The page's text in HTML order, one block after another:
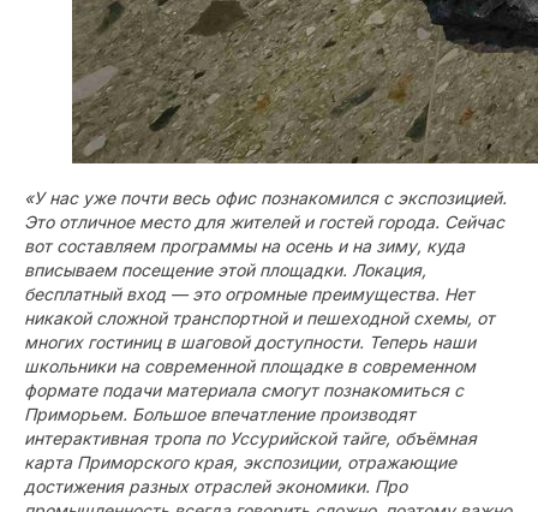
«У нас уже почти весь офис познакомился с экспозицией.
Это отличное место для жителей и гостей города. Сейчас
вот составляем программы на осень и на зиму, куда
вписываем посещение этой площадки. Локация,
бесплатный вход — это огромные преимущества. Нет
никакой сложной транспортной и пешеходной схемы, от
многих гостиниц в шаговой доступности. Теперь наши
школьники на современной площадке в современном
формате подачи материала смогут познакомиться с
Приморьем. Большое впечатление производят
интерактивная тропа по Уссурийской тайге, объёмная
карта Приморского края, экспозиции, отражающие
достижения разных отраслей экономики. Про